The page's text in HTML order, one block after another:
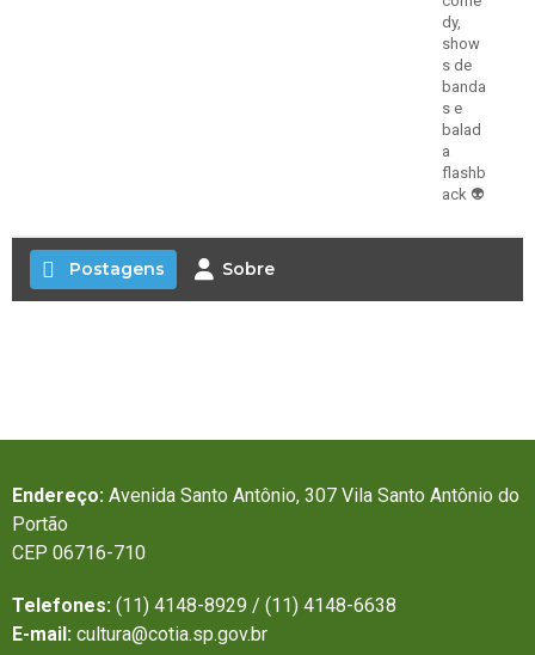
dy,
show
s de
banda
s e
balad
a
flashb
ack 👽
Postagens Sobre
Endereço: Avenida Santo Antônio, 307 Vila Santo Antônio do
Portão
CEP 06716-710
Telefones: (11) 4148-8929 / (11) 4148-6638
E-mail: cultura@cotia.sp.gov.br